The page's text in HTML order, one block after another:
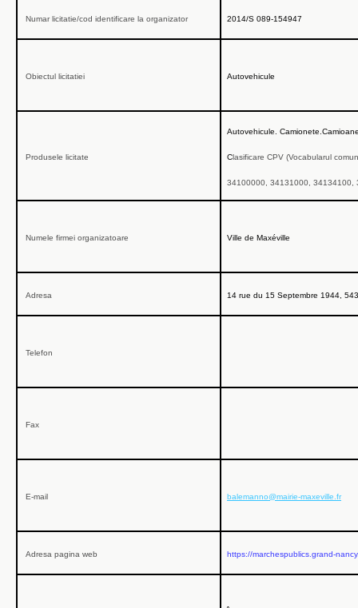
Numar licitatie/cod identificare la organizator 2014/S 089-154947
Obiectul licitatiei Autovehicule
Produsele licitate
Autovehicule .
Clasificare CPV (Vocabularul
34100000, 34131000, 34134100,
Numele firmei organizatoare Ville de Maxéville
Adresa 14 rue du 15 Septembre 1944,
Telefon
Fax
E-mail balemanno@mairie-maxeville.fr
Adresa pagina web https://marchespublics.grand-